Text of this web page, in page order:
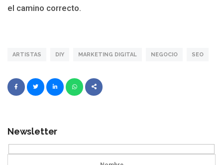
el camino correcto.
ARTISTAS DIY MARKETING DIGITAL NEGOCIO SEO
Newsletter